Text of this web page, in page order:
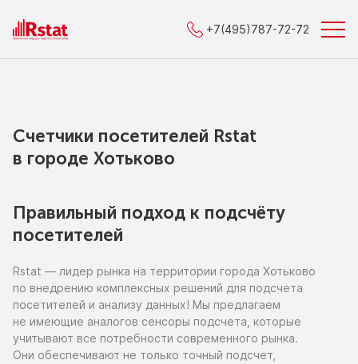
+7(495)787-72-72
Счетчики посетителей Rstat
в городe Хотьково
Правильный подход к подсчёту
посетителей
Rstat — лидер рынка на территории города Хотьково
по внедрению комплексных решений для подсчета
посетителей и анализу данных! Мы предлагаем
не имеющие аналогов сенсоры подсчета, которые
учитывают все потребности современного рынка.
Они обеспечивают не только точный подсчет,